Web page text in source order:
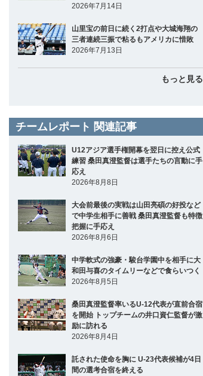
2026年7月14日
山里宝の前日に続く2打点や大城海翔の
三者連続三振で粘るもアメリカに惜敗
2026年7月13日
もっと見る
チームレポート 関連記事
U12アジア選手権開幕を翌日に控え公式
練習 桑田真澄監督は選手たちの言動に手
応え
2026年8月8日
大会前最後の実戦は山田亮碩の好投など
で中学生相手に善戦 桑田真澄監督も特徴
把握に手応え
2026年8月6日
中学軟式の強豪・駿台学園中を相手に大
和田与喜のタイムリーなどで食らいつく
2026年8月5日
桑田真澄監督率いるU-12代表が直前合宿
を開始 トップチームの井口資仁監督が激
励に訪れる
2026年8月4日
託された使命を胸に U-23代表候補が4日
間の選考合宿を終える